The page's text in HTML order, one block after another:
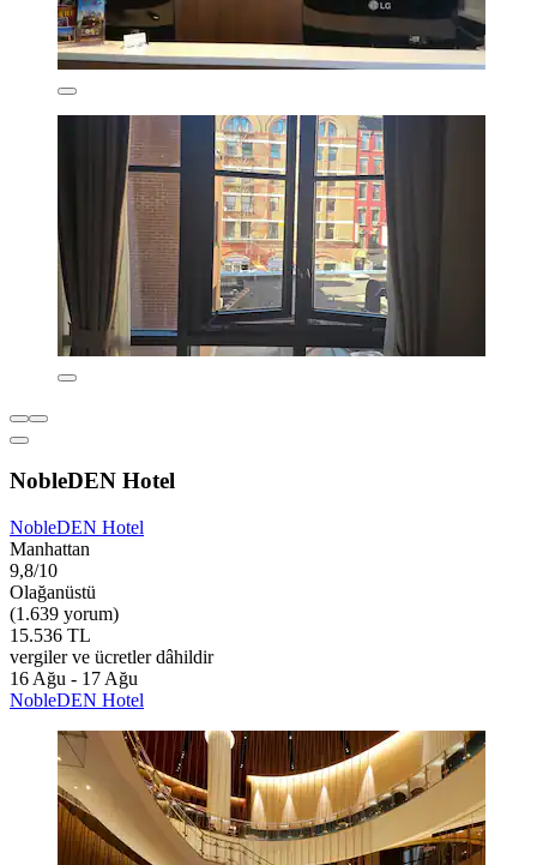
NobleDEN Hotel
NobleDEN Hotel
Manhattan
9,8/10
Olağanüstü
(1.639 yorum)
15.536 TL
vergiler ve ücretler dâhildir
16 Ağu - 17 Ağu
NobleDEN Hotel